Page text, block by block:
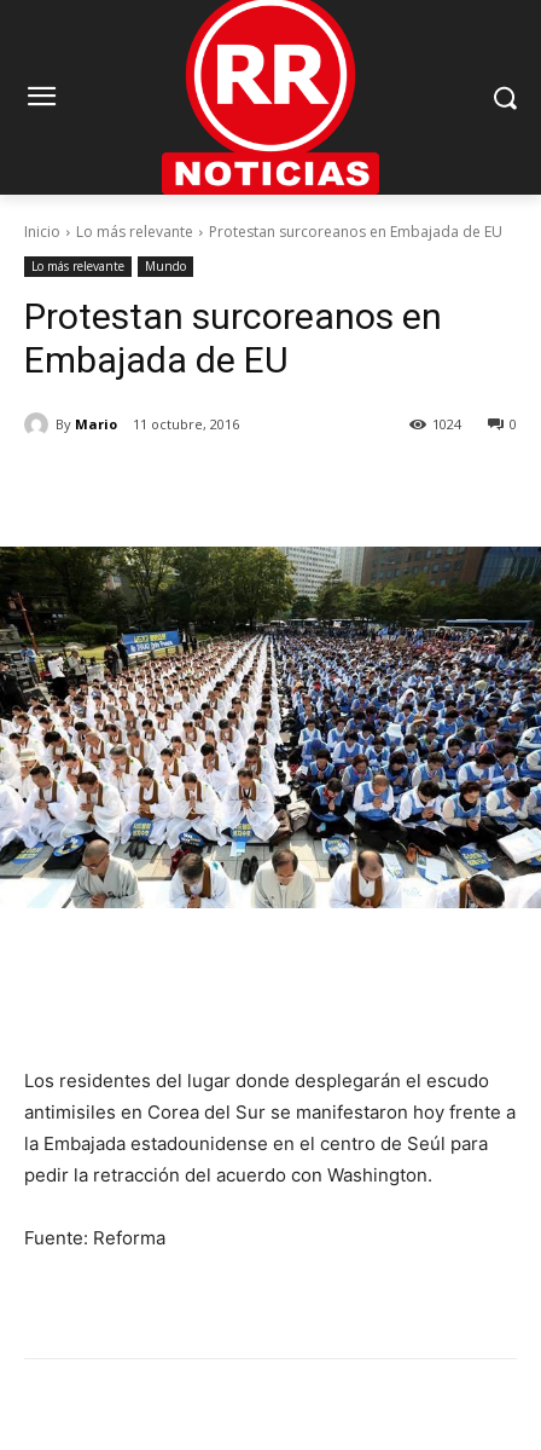
Inicio Lo más relevante Protestan surcoreanos en Embajada de EU
Lo más relevante Mundo
Protestan surcoreanos en
Embajada de EU
By Mario 11 octubre, 2016 0
1024
Los residentes del lugar donde desplegarán el escudo
antimisiles en Corea del Sur se manifestaron hoy frente a
la Embajada estadounidense en el centro de Seúl para
pedir la retracción del acuerdo con Washington.
Fuente: Reforma